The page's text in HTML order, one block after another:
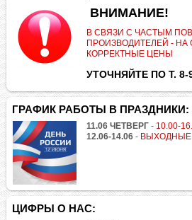
ВНИМАНИЕ!
В СВЯЗИ С ЧАСТЫМ
ПРОИЗВОДИТЕЛЕЙ - НА
КОРРЕКТНЫЕ ЦЕНЫ
УТОЧНЯЙТЕ ПО Т. 8-
ГРАФИК РАБОТЫ В ПРАЗДНИКИ:
11.06 ЧЕТВЕРГ - 10.00-
12.06-14.06 - ВЫХОДНЫЕ
ЦИФРЫ О НАС: